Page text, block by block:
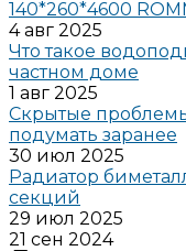
140*260*4600
4 авг 2025
Что такое
частном доме
1 авг 2025
Скрытые
подумать заранее
30 июл 2025
Радиатор
секций
29 июл 2025
21 сен 2024